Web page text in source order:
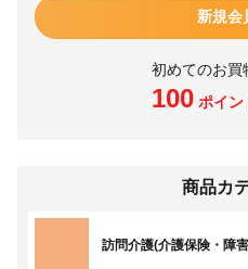
新規会
初めてのお買
100ポイン
商品カ
訪問介護(介護保険・障